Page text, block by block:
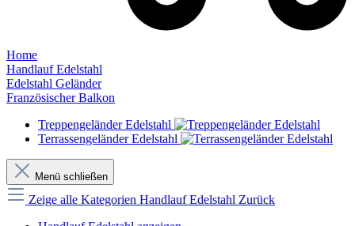
Home
Handlauf Edelstahl
Edelstahl Geländer
Französischer Balkon
Treppengeländer Edelstahl
Terrassengeländer Edelstahl
Menü schließen
Zeige alle Kategorien Handlauf Edelstahl Zurück